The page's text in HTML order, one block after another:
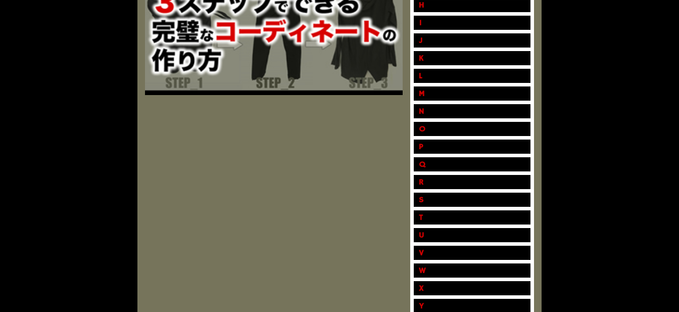
H
I
J
K
L
M
N
O
P
Q
R
S
T
U
V
W
X
Y